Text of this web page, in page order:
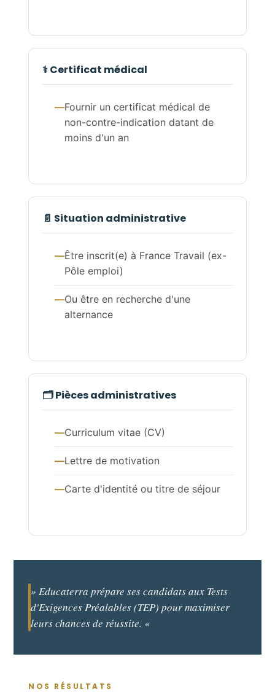
⚕️ Certificat médical
Fournir un certificat médical de
non-contre-indication datant de
moins d'un an
📄 Situation administrative
Être inscrit(e) à France Travail (ex-
Pôle emploi)
Ou être en recherche d'une
alternance
🗂️ Pièces administratives
Curriculum vitae (CV)
Lettre de motivation
Carte d'identité ou titre de séjour
» Educaterra prépare ses candidats aux Tests
d'Exigences Préalables (TEP) pour maximiser
leurs chances de réussite. «
NOS RÉSULTATS